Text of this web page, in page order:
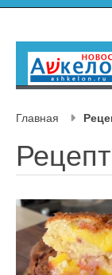
Главная